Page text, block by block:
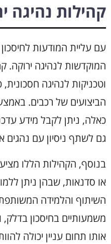
קהילות נהיגה
עם עליית המודעות
המוקדשות לנהיגה ירוקה.
וטכניקות לנהיגה
הביצועים של רכבים.
כאלה, ניתן לקבל מידע
גם לשתף ניסיון עם נהגים
בנוסף, הקהילות הללו
או סדנאות, שבהן ניתן
השיתוף והלמידה המשותפת
משמעותיים בחיסכון
אותו תחום עניין יכולה